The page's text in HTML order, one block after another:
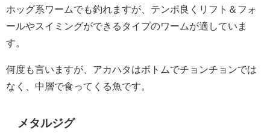
ホッグ系ワームでも釣れますが、テンポ良くリフト＆フォ
ールやスイミングができるタイプのワームが適していま
す。
何度も言いますが、アカハタはボトムでチョンチョンでは
なく、中層で食ってくる魚です。
メタルジグ